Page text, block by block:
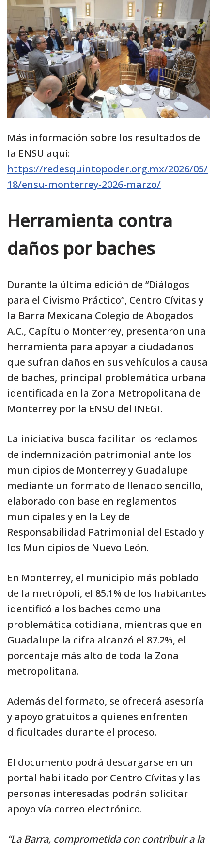
Más información sobre los resultados de
la ENSU aquí:
https://redesquintopoder.org.mx/2026/05/
18/ensu-monterrey-2026-marzo/
Herramienta contra
daños por baches
Durante la última edición de “Diálogos
para el Civismo Práctico”, Centro Cívitas y
la Barra Mexicana Colegio de Abogados
A.C., Capítulo Monterrey, presentaron una
herramienta para apoyar a ciudadanos
que sufran daños en sus vehículos a causa
de baches, principal problemática urbana
identificada en la Zona Metropolitana de
Monterrey por la ENSU del INEGI.
La iniciativa busca facilitar los reclamos
de indemnización patrimonial ante los
municipios de Monterrey y Guadalupe
mediante un formato de llenado sencillo,
elaborado con base en reglamentos
municipales y en la Ley de
Responsabilidad Patrimonial del Estado y
los Municipios de Nuevo León.
En Monterrey, el municipio más poblado
de la metrópoli, el 85.1% de los habitantes
identificó a los baches como una
problemática cotidiana, mientras que en
Guadalupe la cifra alcanzó el 87.2%, el
porcentaje más alto de toda la Zona
metropolitana.
Además del formato, se ofrecerá asesoría
y apoyo gratuitos a quienes enfrenten
dificultades durante el proceso.
El documento podrá descargarse en un
portal habilitado por Centro Cívitas y las
personas interesadas podrán solicitar
apoyo vía correo electrónico.
“La Barra, comprometida con contribuir a la